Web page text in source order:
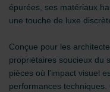
épurées, ses matériaux
une touche de luxe
Conçue pour les
propriétaires soucieux du
pièces où l'impact visuel
performances